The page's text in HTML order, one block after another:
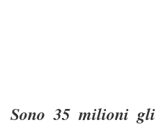
Sono 35 milioni gli